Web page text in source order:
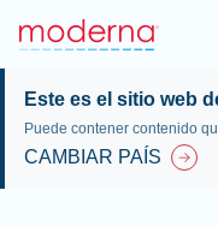
Este es el sitio web
Puede contener contenido
CAMBIAR PAÍS